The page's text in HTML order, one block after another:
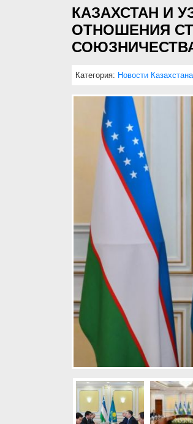
КАЗАХСТАН И
ОТНОШЕНИЯ
Категория: Новости Казахстана